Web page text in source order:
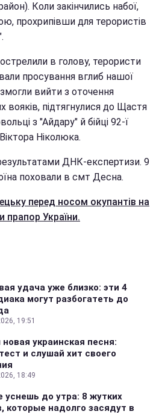
Коли закінчились набої,
прохрипівши для терористів
в голову, терористи
просування вглиб нашої
змогли вийти з оточення
вояків, підтягнулися до Щастя
з "Айдару" й бійці 92-ї
Ніколюка.
ДНК-експертизи. 9
поховали в смт Десна.
перед носом окупантів на
прапор України.
удача уже близко: эти 4
могут разбогатеть до
19:51
украинская песня:
и слушай хит своего
18:49
уснешь до утра: 8 жутких
которые надолго засядут в